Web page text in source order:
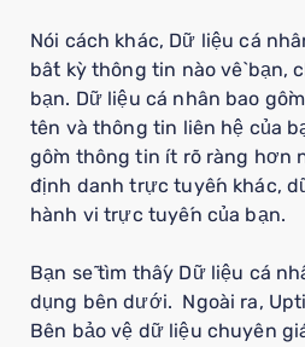
Nói cách khác, Dữ liệu cá
bất kỳ thông tin nào về bạn,
bạn. Dữ liệu cá nhân bao
tên và thông tin liên hệ của
gồm thông tin ít rõ ràng hơn
định danh trực tuyến khác,
hành vi trực tuyến của bạn.
Bạn sẽ tìm thấy Dữ liệu cá
dụng bên dưới. Ngoài ra,
Bên bảo vệ dữ liệu chuyên